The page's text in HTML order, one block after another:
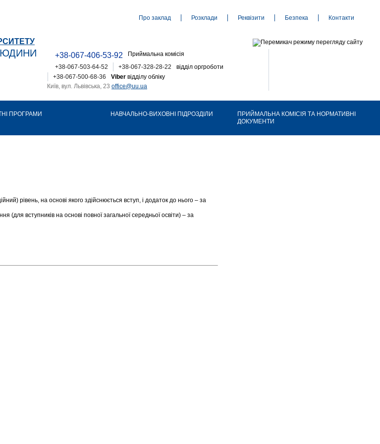
Про заклад Розклади Реквізити Безпека Контакти
+38-067-406-53-92
Приймальна комісія
відділ оргроботи
+38-067-503-64-52
+38-067-328-28-22
Viber відділу обліку
+38-067-500-68-36
Київ, вул. Львівська, 23 office@uu.ua
ПРОГРАМИ НАВЧАЛЬНО-ВИХОВНІ ПІДРОЗДІЛИ
ПРИЙМАЛЬНА КОМІСІЯ ТА НОРМАТИВНІ
ДОКУМЕНТИ
рівень, на основі якого здійснюється вступ, і додаток до нього – за
(для вступників на основі повної загальної середньої освіти) – за